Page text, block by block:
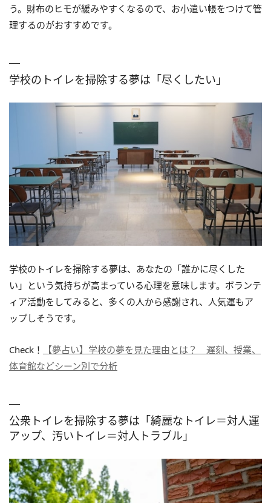
う。財布のヒモが緩みやすくなるので、お小遣い帳をつけて管
理するのがおすすめです。
学校のトイレを掃除する夢は「尽くしたい」
学校のトイレを掃除する夢は、あなたの「誰かに尽くした
い」という気持ちが高まっている心理を意味します。ボランテ
ィア活動をしてみると、多くの人から感謝され、人気運もア
ップしそうです。
Check！
【夢占い】学校の夢を見た理由とは？ 遅刻、授業、
体育館などシーン別で分析
公衆トイレを掃除する夢は「綺麗なトイレ＝対人運
アップ、汚いトイレ＝対人トラブル」